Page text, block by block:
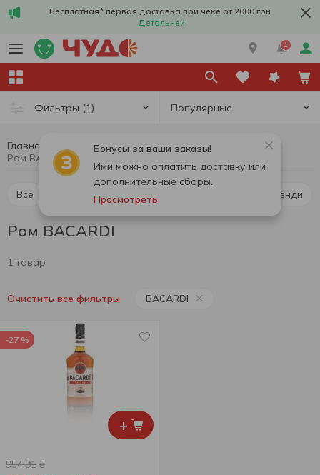
Бесплатная* первая доставка при чеке от 2000 грн
Детальней
1
Фильтры (1) Популярные
Бонусы за ваши заказы!
Ими можно оплатить доставку или
дополнительные сборы.
Просмотреть
Главная Алкоголь Крепкий алкоголь
Ром BACARDI
Все Коньяк и бренди
Ром BACARDI
1 товар
Очистить все фильтры BACARDI
+
-27 %
954.91 ₴